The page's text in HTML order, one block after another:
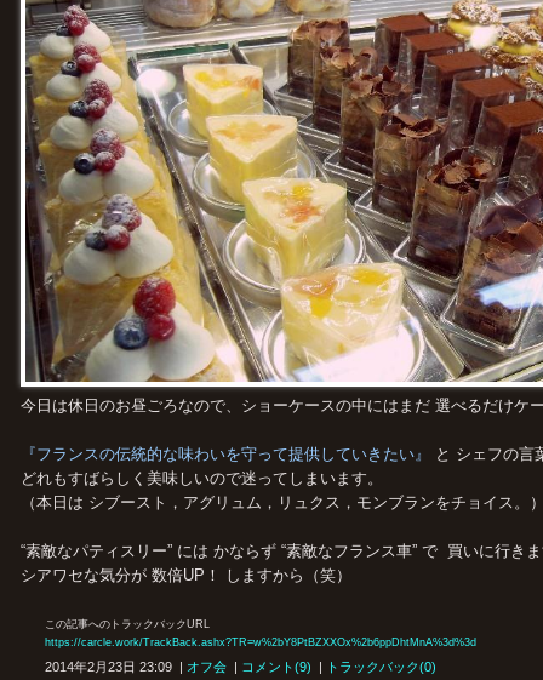
今日は休日のお昼ごろなので、ショーケースの中にはまだ 選べるだけケ
『フランスの伝統的な味わいを守って提供していきたい』
と シェフの言
どれもすばらしく美味しいので迷ってしまいます。
（本日は シブースト，アグリュム，リュクス，モンブランをチョイス。
“素敵なパティスリー” には かならず “素敵なフランス車” で 買いに行き
シアワセな気分が 数倍UP！ しますから（笑）
この記事へのトラックバックURL
https://carcle.work/TrackBack.ashx?TR=w%2bY8PtBZXXOx%2b6ppDhtMnA%3d%3d
2014年2月23日 23:09 | オフ会 | コメント(9) | トラックバック(0)